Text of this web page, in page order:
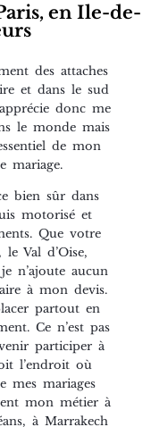
en Ile-de-
des attaches
et dans le sud
donc me
le monde mais
de mon
mariage.
bien sûr dans
motorisé et
Que votre
Val d’Oise,
n’ajoute aucun
à mon devis.
partout en
Ce n’est pas
participer à
l’endroit où
mes mariages
mon métier à
à Marrakech